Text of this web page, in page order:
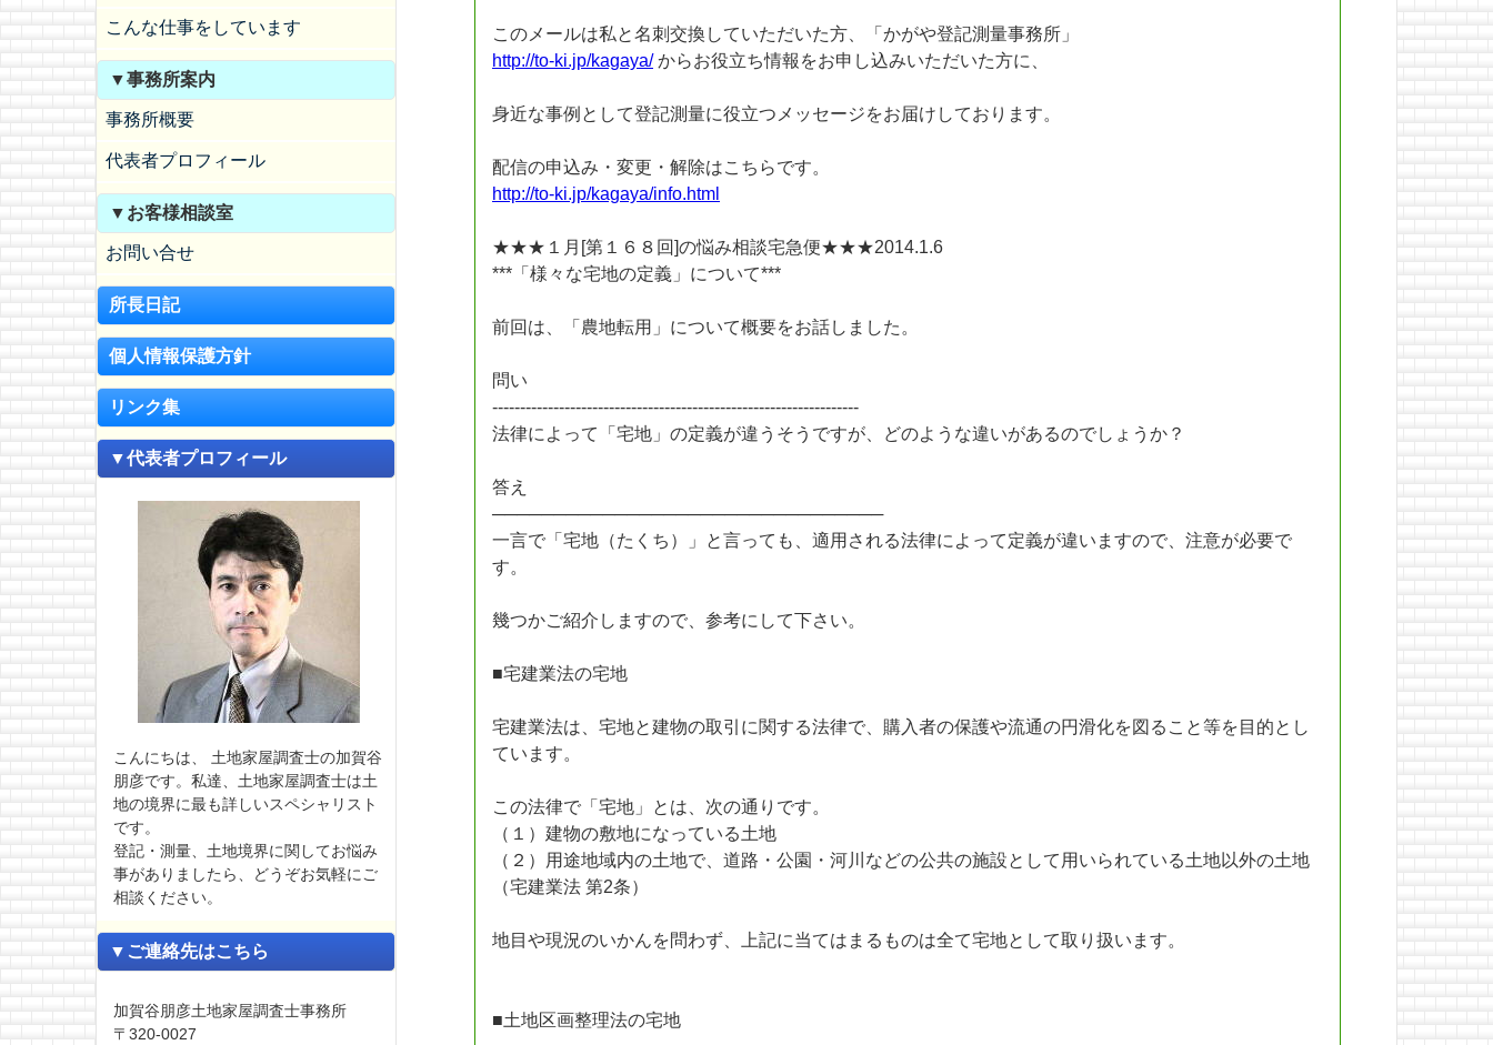
こんな仕事をしています
▼事務所案内
事務所概要
代表者プロフィール
▼お客様相談室
お問い合せ
所長日記
個人情報保護方針
リンク集
▼代表者プロフィール
こんにちは、 土地家屋調査士の加賀谷
朋彦です。私達、土地家屋調査士は土
地の境界に最も詳しいスペシャリスト
です。
登記・測量、土地境界に関してお悩み
事がありましたら、どうぞお気軽にご
相談ください。
▼ご連絡先はこちら
加賀谷朋彦土地家屋調査士事務所
〒320-0027
このメールは私と名刺交換していただいた方、「かがや登記測量事務所」
http://to-ki.jp/kagaya/からお役立ち情報をお申し込みいただいた方に、
身近な事例として登記測量に役立つメッセージをお届けしております。
配信の申込み・変更・解除はこちらです。
http://to-ki.jp/kagaya/info.html
★★★１月[第１６８回]の悩み相談宅急便★★★2014.1.6
***「様々な宅地の定義」について***
前回は、「農地転用」について概要をお話しました。
問い
------------------------------------------------------------------
法律によって「宅地」の定義が違うそうですが、どのような違いがあるのでしょうか？
答え
────────────────────────────────
一言で「宅地（たくち）」と言っても、適用される法律によって定義が違いますので、注意が必要で
す。
幾つかご紹介しますので、参考にして下さい。
■宅建業法の宅地
宅建業法は、宅地と建物の取引に関する法律で、購入者の保護や流通の円滑化を図ること等を目的とし
ています。
この法律で「宅地」とは、次の通りです。
（１）建物の敷地になっている土地
（２）用途地域内の土地で、道路・公園・河川などの公共の施設として用いられている土地以外の土地
（宅建業法 第2条）
地目や現況のいかんを問わず、上記に当てはまるものは全て宅地として取り扱います。
■土地区画整理法の宅地